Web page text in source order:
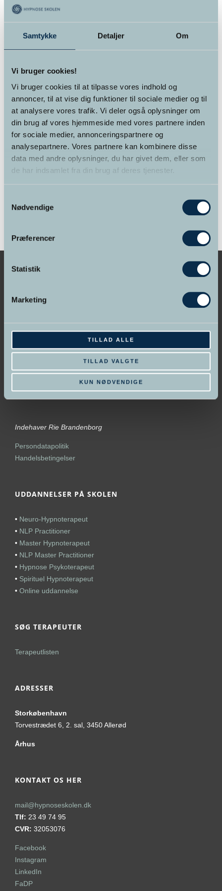
Samtykke Detaljer Om
Vi bruger cookies!
Vi bruger cookies til at tilpasse vores indhold og
annoncer, til at vise dig funktioner til sociale medier og til
at analysere vores trafik. Vi deler også oplysninger om
din brug af vores hjemmeside med vores partnere inden
for sociale medier, annonceringspartnere og
analysepartnere. Vores partnere kan kombinere disse
data med andre oplysninger, du har givet dem, eller som
de har indsamlet fra din brug af deres tjenester.
Nødvendige
Præferencer
Statistik
Marketing
TILLAD ALLE
TILLAD VALGTE
KUN NØDVENDIGE
Varekategorier
Foredrag
Online kursus (4)
Supervision (1)
Terapi (1)
Uddannelser (3)
Kurv
GRUNDLAGT I 1998
Psykoterapeut Akademiet
Indehaver Rie Brandenborg
Persondatapolitik
Handelsbetingelser
UDDANNELSER PÅ SKOLEN
• Neuro-Hypnoterapeut
• NLP Practitioner
• Master Hypnoterapeut
• NLP Master Practitioner
• Hypnose Psykoterapeut
• Spirituel Hypnoterapeut
• Online uddannelse
SØG TERAPEUTER
Terapeutlisten
ADRESSER
Storkøbenhavn
Torvestrædet 6, 2. sal, 3450 Allerød
Århus
KONTAKT OS HER
mail@hypnoseskolen.dk
Tlf: 23 49 74 95
CVR: 32053076
Facebook
Instagram
LinkedIn
FaDP